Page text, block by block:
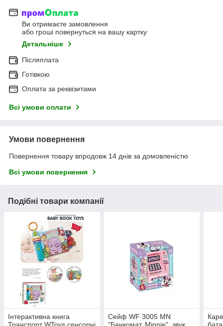
Ви отримаєте замовлення
або гроші повернуться на вашу картку
Детальніше
Післяплата
Готівкою
Оплата за реквізитами
Всі умови оплати
Умови повернення
Повернення товару впродовж 14 днів за домовленістю
Всі умови повернення
Подібні товари компанії
Інтерактивна книга
Сейф WF 3005 MN